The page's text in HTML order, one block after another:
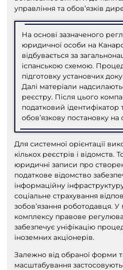
управління та обов’язків
На основі зазначеного
юридичної особи на
відбувається за
іспанською схемою.
підготовку установчих
Далі матеріали
реєстру. Після цього
податковий ідентифікатор
обов’язкову постановку на
Для системної орієнтації
кількох реєстрів і
юридичні записи про
податкове відомство
інформаційну
соціальне страхування
зобов’язання роботодавця.
комплексу правове
забезпечує уніфікацію
іноземних акціонерів.
Залежно від обраної форми
масштабування